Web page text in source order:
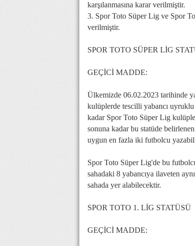
karşılanmasına karar verilmiştir.
3. Spor Toto Süper Lig ve Spor
verilmiştir.
SPOR TOTO SÜPER LİG
GEÇİCİ MADDE:
Ülkemizde 06.02.2023 tarihinde
kulüplerde tescilli yabancı
kadar Spor Toto Süper Lig
sonuna kadar bu statüde
uygun en fazla iki futbolcu
Spor Toto Süper Lig'de bu
sahadaki 8 yabancıya ilaveten
sahada yer alabilecektir.
SPOR TOTO 1. LİG STATÜSÜ
GEÇİCİ MADDE: